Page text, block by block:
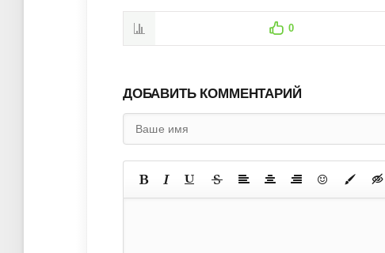
0
ДОБАВИТЬ КОММЕНТАРИЙ